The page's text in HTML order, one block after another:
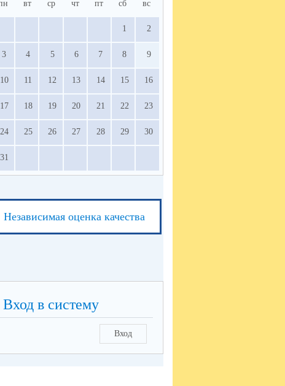
вт ср чт пт сб вс
1 2
3 4 5 6 7 8 9
10 11 12 13 14 15 16
17 18 19 20 21 22 23
24 25 26 27 28 29 30
31
Независимая оценка качества
Вход в систему
Вход